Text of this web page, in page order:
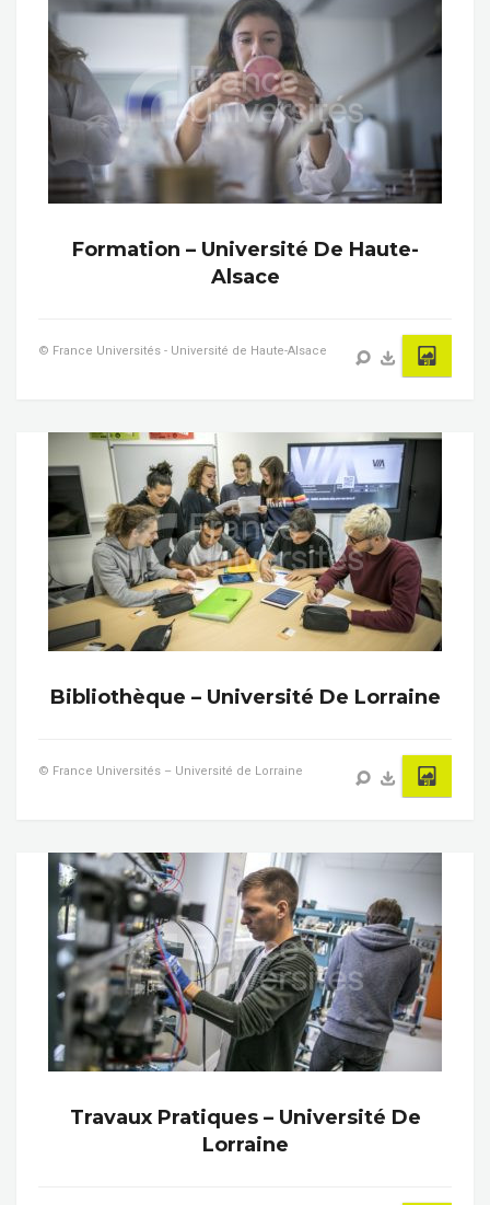
Formation – Université De Haute-
Alsace
© France Universités - Université de Haute-Alsace
Bibliothèque – Université De Lorraine
© France Universités – Université de Lorraine
Travaux Pratiques – Université De
Lorraine